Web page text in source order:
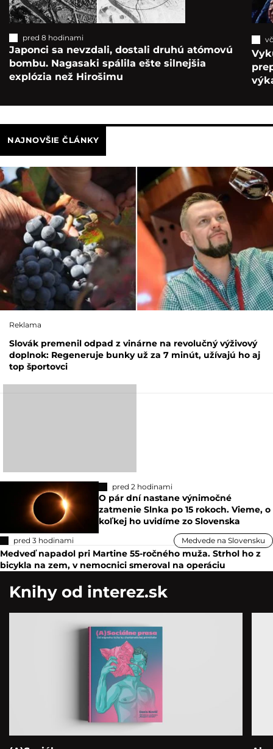
pred 8 hodinami
Japonci sa nevzdali, dostali druhú atómovú
bombu. Nagasaki spálila ešte silnejšia
explózia než Hirošimu
NAJNOVŠIE ČLÁNKY
Reklama
Slovák premenil odpad z vinárne na revolučný výživový
doplnok: Regeneruje bunky už za 7 minút, užívajú ho aj
top športovci
pred 2 hodinami
O pár dní nastane výnimočné
zatmenie Slnka po 15 rokoch. Vieme, o
koľkej ho uvidíme zo Slovenska
pred 3 hodinami Medvede na Slovensku
Medveď napadol pri Martine 55-ročného muža. Strhol ho z
bicykla na zem, v nemocnici smeroval na operáciu
Knihy od interez.sk